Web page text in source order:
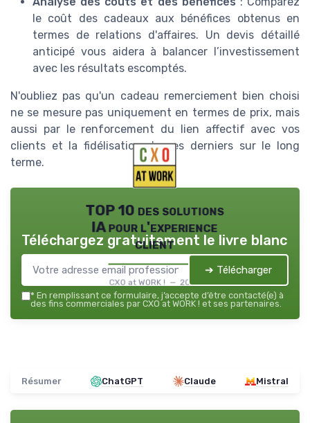
le coût des cadeaux aux bénéfices obtenus en
termes de relations d'affaires. Un devis détaillé
anticipé vous aidera à balancer l’investissement
avec les résultats escomptés.
N'oubliez pas qu'un cadeau remerciement bien choisi
ne se mesure pas uniquement en termes de prix, mais
aussi par le renforcement du lien affectif avec vos
clients et la fidélisation de ces derniers sur le long
terme.
TOP 10 des solutions
IA pour l'experience
client
CXO at WORK ! — 2026
Téléchargez gratuitement le livre blanc
➔ Télécharger
* En remplissant ce formulaire, j’accepte d’être contacté(e) à
des fins commerciales par CXO at WORK ! et ses partenaires.
Résumer ChatGPT Claude Mistral